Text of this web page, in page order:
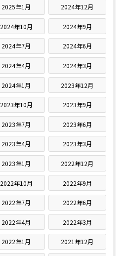
2025年1月 2024年12月
2024年10月 2024年9月
2024年7月 2024年6月
2024年4月 2024年3月
2024年1月 2023年12月
2023年10月 2023年9月
2023年7月 2023年6月
2023年4月 2023年3月
2023年1月 2022年12月
2022年10月 2022年9月
2022年7月 2022年6月
2022年4月 2022年3月
2022年1月 2021年12月